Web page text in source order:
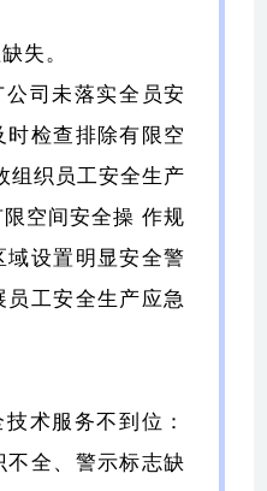
失。
司未落实全员安
检查排除有限空
组织员工安全生产
空间安全操 作规
域设置明显安全警
工安全生产应急
术服务不到位：
不全、警示标志缺